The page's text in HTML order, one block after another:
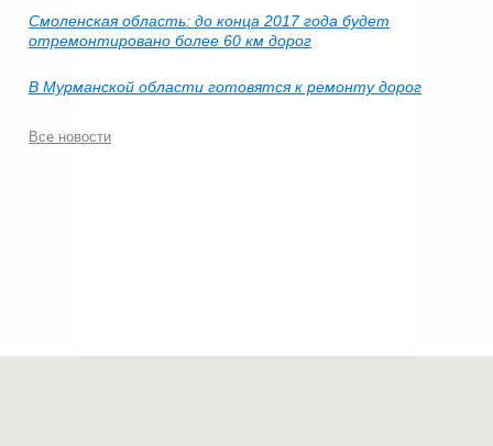
Смоленская область: до конца 2017 года будет
отремонтировано более 60 км дорог
В Мурманской области готовятся к ремонту дорог
Все новости